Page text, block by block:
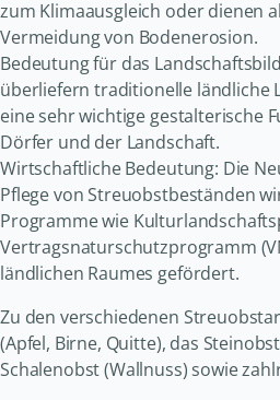
zum Klimaausgleich oder dienen
Vermeidung von Bodenerosion.
Bedeutung für das
überliefern traditionelle ländliche
eine sehr wichtige gestalterische
Dörfer und der Landschaft.
Wirtschaftliche Bedeutung: Die
Pflege von Streuobstbeständen
Programme wie
Vertragsnaturschutzprogramm
ländlichen Raumes gefördert.
Zu den verschiedenen
(Apfel, Birne, Quitte), das
Schalenobst (Wallnuss) sowie